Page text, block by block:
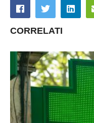
CORRELATI